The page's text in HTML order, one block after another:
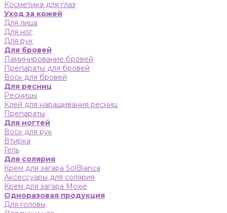
Косметика для глаз
Уход за кожей
Для лица
Для ног
Для рук
Для бровей
Ламинирование бровей
Препараты для бровей
Воск для бровей
Для ресниц
Ресницы
Клей для наращивания ресниц
Препараты
Для ногтей
Воск для рук
Втирка
Гель
Для солярия
Крем для загара SolBianca
Аксессуары для солярия
Крем для загара Moxie
Одноразовая продукция
Для головы